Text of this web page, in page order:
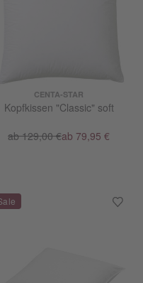
CENTA-STAR
Kopfkissen "Classic" soft
ab 129,00 €ab 79,95 €